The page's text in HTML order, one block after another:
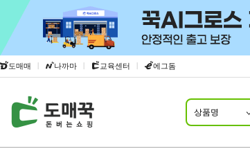
도매매 | 나까마 | 교육센터 | 에그돔
상품명